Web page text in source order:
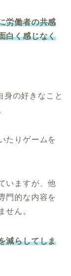
労働者の共感
白く感じなく
身の好きなこと
たりゲームを
いますが、他
門的な内容を
せん。
減らしてしま